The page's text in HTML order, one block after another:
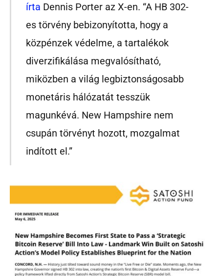
írta Dennis Porter az X-en. “A HB 302-
es törvény bebizonyította, hogy a
közpénzek védelme, a tartalékok
diverzifikálása megvalósítható,
miközben a világ legbiztonságosabb
monetáris hálózatát tesszük
magunkévá. New Hampshire nem
csupán törvényt hozott, mozgalmat
indított el.”